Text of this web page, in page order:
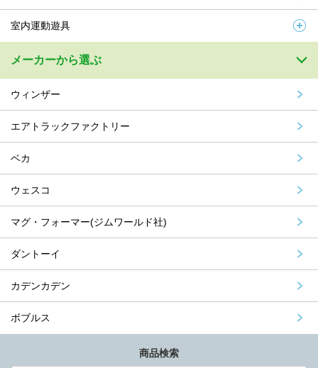
室内運動遊具
メーカーから選ぶ
ウィンザー
エアトラックファクトリー
ベカ
ウェスコ
マグ・フォーマー(ジムワールド社)
ダントーイ
カデンカデン
ボブルス
商品検索